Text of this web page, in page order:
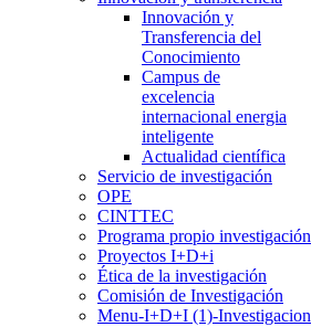
Innovación y
Transferencia del
Conocimiento
Campus de
excelencia
internacional energia
inteligente
Actualidad científica
Servicio de investigación
OPE
CINTTEC
Programa propio investigación
Proyectos I+D+i
Ética de la investigación
Comisión de Investigación
Menu-I+D+I (1)-Investigacion